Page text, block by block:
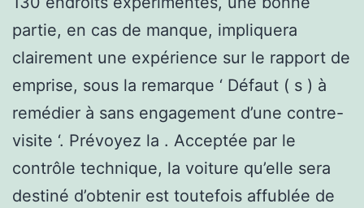
partie, en cas de manque, impliquera
clairement une expérience sur le rapport de
emprise, sous la remarque ‘ Défaut ( s ) à
remédier à sans engagement d’une contre-
visite ‘. Prévoyez la . Acceptée par le
contrôle technique, la voiture qu’elle sera
destiné d’obtenir est toutefois affublée de